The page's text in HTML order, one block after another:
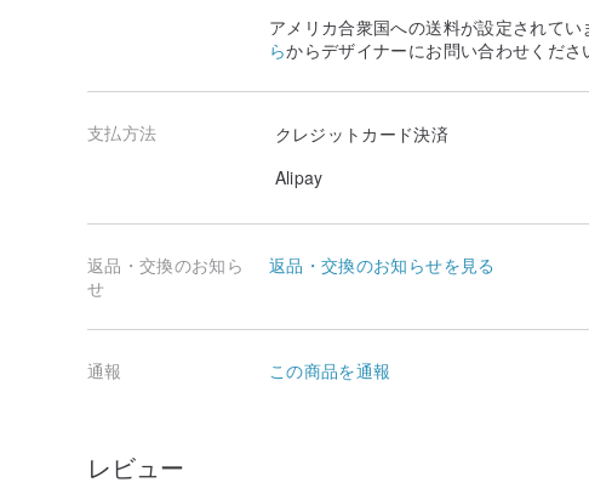
アメリカ合衆国への送料が設定されてい
らからデザイナーにお問い合わせくださ
支払方法
クレジットカード決済
Alipay
返品・交換のお知ら
せ
返品・交換のお知らせを見る
通報 この商品を通報
レビュー